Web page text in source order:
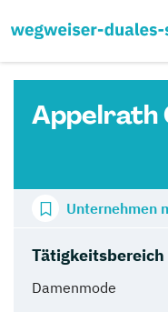
Appelrath
Tätigkeitsbereich
Damenmode
Unternehmen